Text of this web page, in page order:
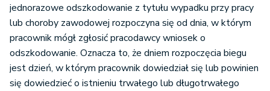
jednorazowe odszkodowanie z tytułu wypadku przy pracy
lub choroby zawodowej rozpoczyna się od dnia, w którym
pracownik mógł zgłosić pracodawcy wniosek o
odszkodowanie. Oznacza to, że dniem rozpoczęcia biegu
jest dzień, w którym pracownik dowiedział się lub powinien
się dowiedzieć o istnieniu trwałego lub długotrwałego